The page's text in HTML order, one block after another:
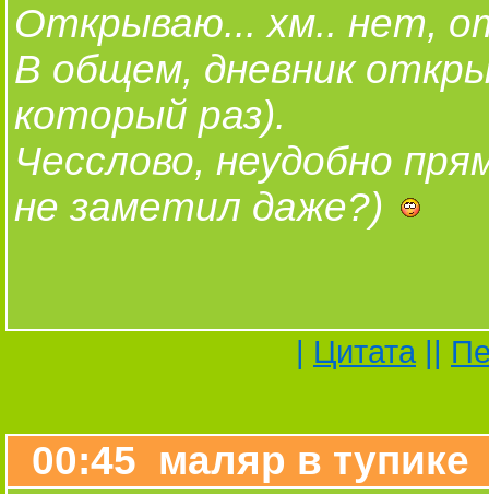
Открываю... хм.. нет,
В общем, дневник
который раз).
Чесслово, неудобно
не заметил даже?)
| Цитата ||
00:45 маляр в тупике